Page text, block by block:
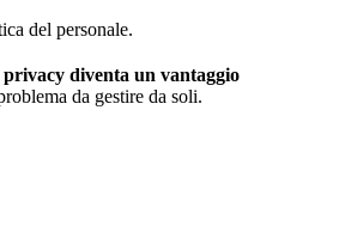
del personale.
privacy diventa un vantaggio
da gestire da soli.